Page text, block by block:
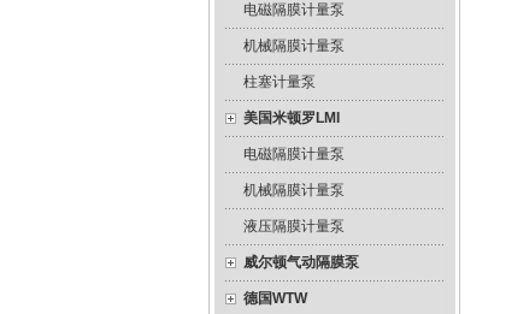
电磁隔膜计量泵
机械隔膜计量泵
柱塞计量泵
美国米顿罗LMI
电磁隔膜计量泵
机械隔膜计量泵
液压隔膜计量泵
威尔顿气动隔膜泵
德国WTW